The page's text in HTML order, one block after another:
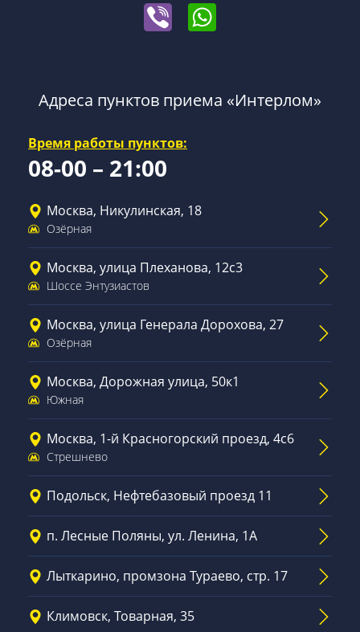
Адреса пунктов приема «Интерлом»
Время работы пунктов:
08-00 – 21:00
Москва, Никулинская, 18
Озёрная
Москва, улица Плеханова, 12с3
Шоссе Энтузиастов
Москва, улица Генерала Дорохова, 27
Озёрная
Москва, Дорожная улица, 50к1
Южная
Москва, 1-й Красногорский проезд, 4с6
Стрешнево
Подольск, Нефтебазовый проезд 11
п. Лесные Поляны, ул. Ленина, 1А
Лыткарино, промзона Тураево, стр. 17
Климовск, Товарная, 35